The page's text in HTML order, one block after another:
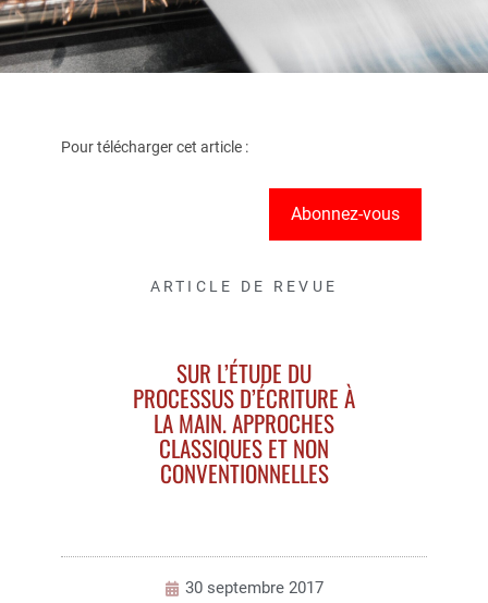
Pour télécharger cet article :
Abonnez-vous
ARTICLE DE REVUE
SUR L’ÉTUDE DU
PROCESSUS D’ÉCRITURE À
LA MAIN. APPROCHES
CLASSIQUES ET NON
CONVENTIONNELLES
30 septembre 2017